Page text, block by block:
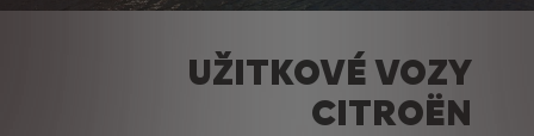
UŽITKOVÉ VOZY
CITROËN